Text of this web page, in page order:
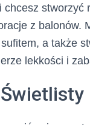
chcesz stworzyć
z balonów.
a także
lekkości i